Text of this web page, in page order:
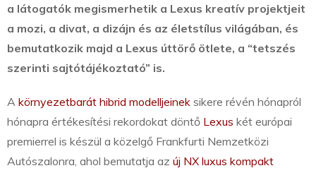
a látogatók megismerhetik a Lexus kreatív projektjeit
a mozi, a divat, a dizájn és az életstílus világában, és
bemutatkozik majd a Lexus úttörő ötlete, a “tetszés
szerinti sajtótájékoztató” is.
A környezetbarát hibrid modelljeinek sikere révén hónapról
hónapra értékesítési rekordokat döntő Lexus két európai
premierrel is készül a közelgő Frankfurti Nemzetközi
Autószalonra, ahol bemutatja az új NX luxus kompakt